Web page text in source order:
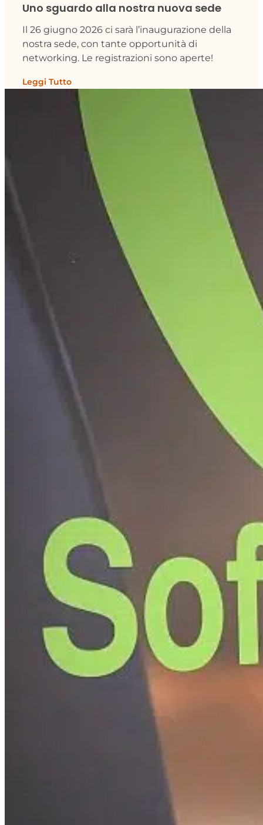
Uno sguardo alla nostra nuova sede
Il 26 giugno 2026 ci sarà l’inaugurazione della
nostra sede, con tante opportunità di
networking. Le registrazioni sono aperte!
Leggi Tutto